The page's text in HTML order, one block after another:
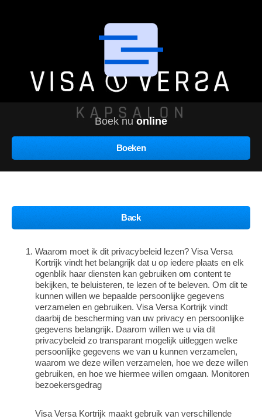
Boek nuonline
Boeken
Back
Waarom moet ik dit privacybeleid lezen? Visa Versa
Kortrijk vindt het belangrijk dat u op iedere plaats en elk
ogenblik haar diensten kan gebruiken om content te
bekijken, te beluisteren, te lezen of te beleven. Om dit te
kunnen willen we bepaalde persoonlijke gegevens
verzamelen en gebruiken. Visa Versa Kortrijk vindt
daarbij de bescherming van uw privacy en persoonlijke
gegevens belangrijk. Daarom willen we u via dit
privacybeleid zo transparant mogelijk uitleggen welke
persoonlijke gegevens we van u kunnen verzamelen,
waarom we deze willen verzamelen, hoe we deze willen
gebruiken, en hoe we hiermee willen omgaan. Monitoren
bezoekersgedrag
Visa Versa Kortrijk maakt gebruik van verschillende